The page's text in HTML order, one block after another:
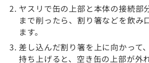
ヤスリで缶の上部と本体の接続部
まで削ったら、割り箸などを飲み
ます。
差し込んだ割り箸を上に向かって
持ち上げると、空き缶の上部が外れ